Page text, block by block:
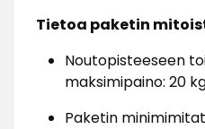
Tietoa paketin
Noutopisteeseen
maksimipaino: 20
Paketin minimimitat: